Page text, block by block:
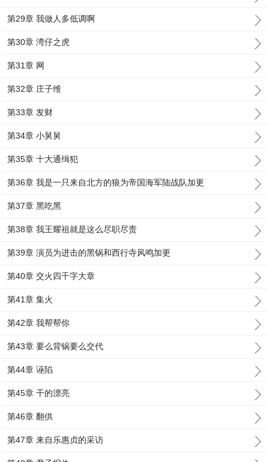
第29章 我做人多低调啊
第30章 湾仔之虎
第31章 网
第32章 庄子维
第33章 发财
第34章 小舅舅
第35章 十大通缉犯
第36章 我是一只来自北方的狼为帝国海军陆战队加更
第37章 黑吃黑
第38章 我王耀祖就是这么尽职尽责
第39章 演员为进击的黑锅和西行寺风鸣加更
第40章 交火四千字大章
第41章 集火
第42章 我帮帮你
第43章 要么背锅要么交代
第44章 诬陷
第45章 干的漂亮
第46章 翻供
第47章 来自乐惠贞的采访